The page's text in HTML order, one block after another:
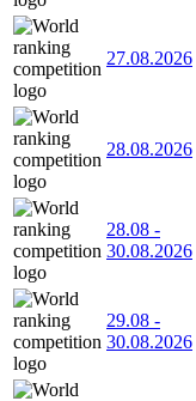
27.08.2026
28.08.2026
28.08 -
30.08.2026
29.08 -
30.08.2026